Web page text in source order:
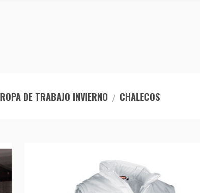
ROPA DE TRABAJO INVIERNO CHALECOS